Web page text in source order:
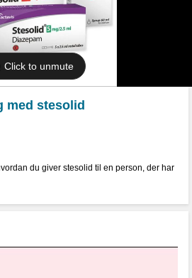
med stesolid
du giver stesolid til en person, der har